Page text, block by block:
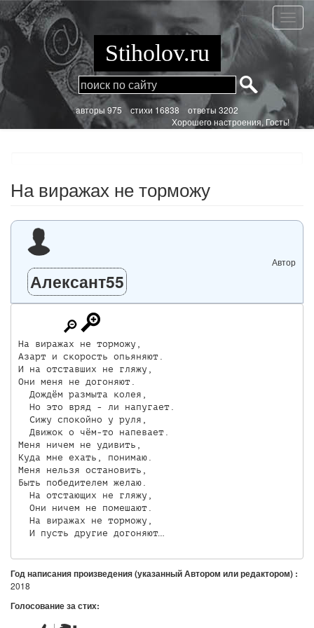
Перейти
к
основному
содержанию
На
не
Stiholov.ru
aвторы 975стихи 16838 ответы 3202
Хорошего настроения, Гость!
На виражах не торможу
Автор
Алексант55
На виражах не торможу,
Азарт и скорость опьяняют.
И на отставших не гляжу,
Они меня не догоняют.
  Дождём размыта колея,
  Но это вряд - ли напугает.
  Сижу спокойно у руля,
  Движок о чём-то напевает.
Меня ничем не удивить,
Куда мне ехать, понимаю.
Меня нельзя остановить,
Быть победителем желаю.
  На отстающих не гляжу,
  Они ничем не помешают.
  На виражах не торможу,
Год написания произведения (указанный Автором или редактором) :
2018
Голосование за стих: